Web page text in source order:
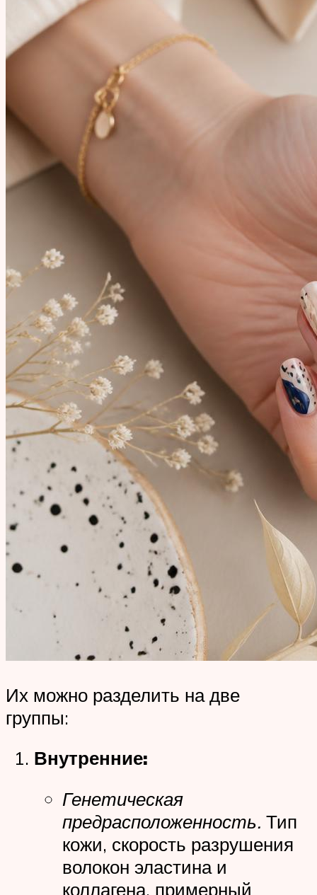
Их можно разделить на две
группы:
Внутренние:
Генетическая
предрасположенность. Тип
кожи, скорость разрушения
волокон эластина и
коллагена, примерный